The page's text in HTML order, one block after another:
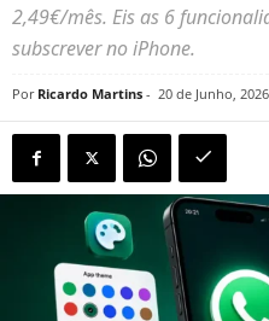
2,49€/mês. Eis as 6
subscrever no iPhone.
Por Ricardo Martins - 20 de Junho, 2026